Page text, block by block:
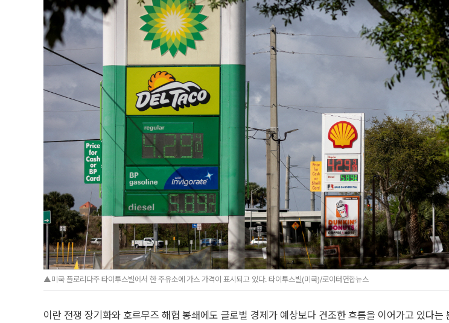
▲미국 플로리다주 타이투스빌에서 한 주유소에 가스 가격이 표시되고 있다. 타이투스빌(미국)/로이터연합뉴스
이란 전쟁 장기화와 호르무즈 해협 봉쇄에도 글로벌 경제가 예상보다 견조한 흐름을 이어가고 있다는